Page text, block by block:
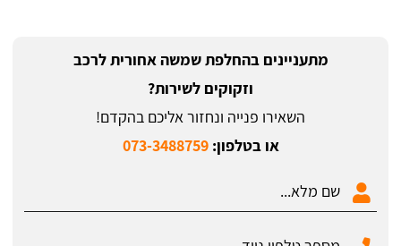
מתעניינים בהחלפת שמשה אחורית לרכב
וזקוקים לשירות?
השאירו פנייה ונחזור אליכם בהקדם!
או בטלפון:073-3488759